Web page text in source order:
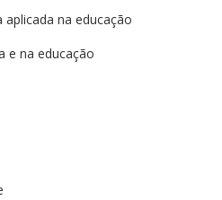
na educação
e na educação